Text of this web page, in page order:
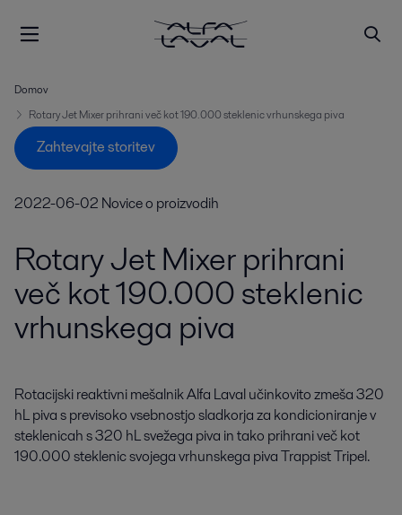
Domov
Rotary Jet Mixer prihrani več kot 190.000 steklenic vrhunskega piva
Zahtevajte storitev
2022-06-02 Novice o proizvodih
Rotary Jet Mixer prihrani
več kot 190.000 steklenic
vrhunskega piva
Rotacijski reaktivni mešalnik Alfa Laval učinkovito zmeša 320
hL piva s previsoko vsebnostjo sladkorja za kondicioniranje v
steklenicah s 320 hL svežega piva in tako prihrani več kot
190.000 steklenic svojega vrhunskega piva Trappist Tripel.